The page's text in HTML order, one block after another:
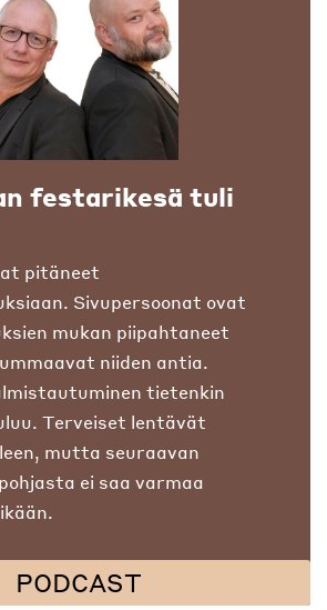
festarikesä tuli
pitäneet
Sivupersoonat ovat
mukan piipahtaneet
niiden antia.
tietenkin
Terveiset lentävät
mutta seuraavan
ei saa varmaa
PODCAST